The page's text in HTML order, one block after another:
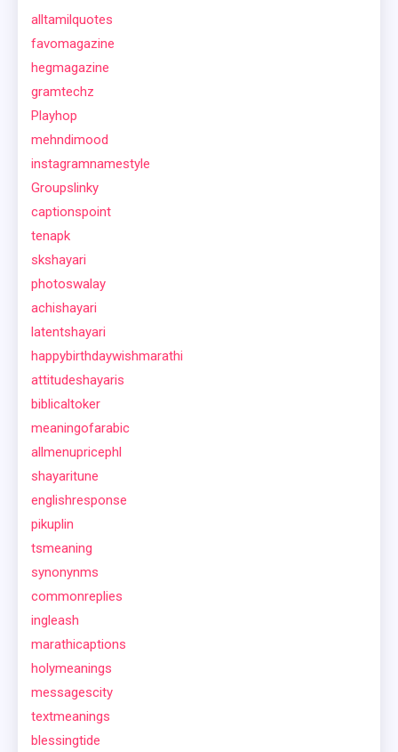
alltamilquotes
favomagazine
hegmagazine
gramtechz
Playhop
mehndimood
instagramnamestyle
Groupslinky
captionspoint
tenapk
skshayari
photoswalay
achishayari
latentshayari
happybirthdaywishmarathi
attitudeshayaris
biblicaltoker
meaningofarabic
allmenupricephl
shayaritune
englishresponse
pikuplin
tsmeaning
synonynms
commonreplies
ingleash
marathicaptions
holymeanings
messagescity
textmeanings
blessingtide